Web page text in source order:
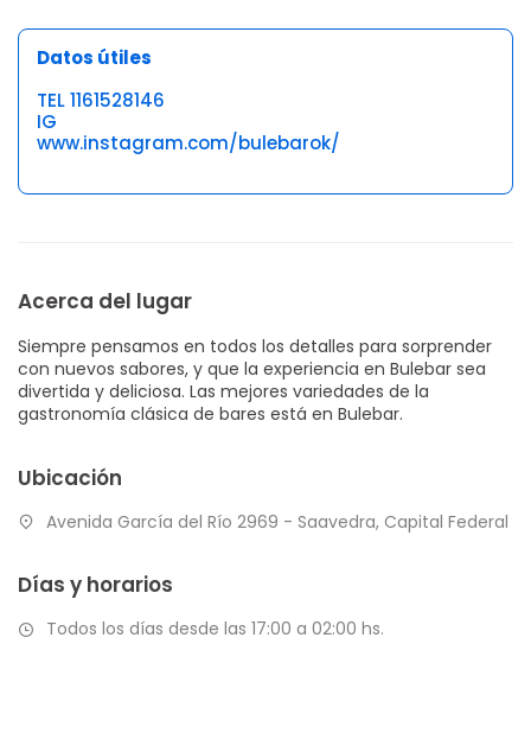
Datos útiles
TEL 1161528146
IG
www.instagram.com/bulebarok/
Acerca del lugar
Siempre pensamos en todos los detalles para sorprender
con nuevos sabores, y que la experiencia en Bulebar sea
divertida y deliciosa. Las mejores variedades de la
gastronomía clásica de bares está en Bulebar.
Ubicación
Avenida García del Río 2969 - Saavedra, Capital Federal
Días y horarios
Todos los días desde las 17:00 a 02:00 hs.